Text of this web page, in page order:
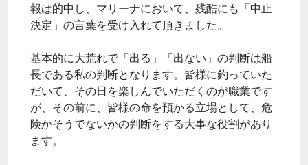
報は的中し、マリーナにおいて、残酷にも「中止
決定」の言葉を受け入れて頂きました。
基本的に大荒れで「出る」「出ない」の判断は船
長である私の判断となります。皆様に釣っていた
だいて、その日を楽しんでいただくのが職業です
が、その前に、皆様の命を預かる立場として、危
険かそうでないかの判断をする大事な役割があり
ます。